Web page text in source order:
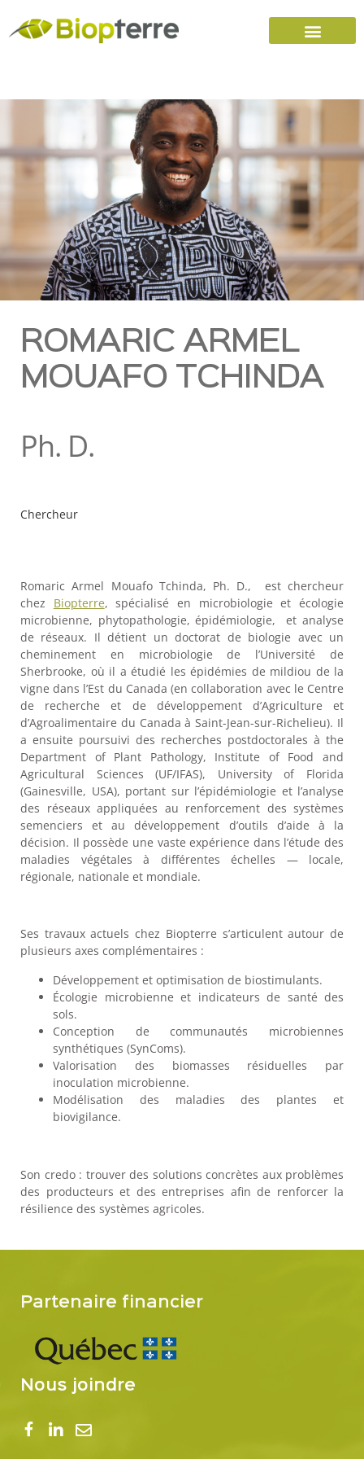
ROMARIC ARMEL
MOUAFO TCHINDA
Ph. D.
Chercheur
Romaric Armel Mouafo Tchinda, Ph. D., est chercheur
chez Biopterre, spécialisé en microbiologie et écologie
microbienne, phytopathologie, épidémiologie, et analyse
de réseaux. Il détient un doctorat de biologie avec un
cheminement en microbiologie de l’Université de
Sherbrooke, où il a étudié les épidémies de mildiou de la
vigne dans l’Est du Canada (en collaboration avec le Centre
de recherche et de développement d’Agriculture et
d’Agroalimentaire du Canada à Saint-Jean-sur-Richelieu). Il
a ensuite poursuivi des recherches postdoctorales à the
Department of Plant Pathology, Institute of Food and
Agricultural Sciences (UF/IFAS), University of Florida
(Gainesville, USA), portant sur l’épidémiologie et l’analyse
des réseaux appliquées au renforcement des systèmes
semenciers et au développement d’outils d’aide à la
décision. Il possède une vaste expérience dans l’étude des
maladies végétales à différentes échelles — locale,
régionale, nationale et mondiale.
Ses travaux actuels chez Biopterre s’articulent autour de
plusieurs axes complémentaires :
Développement et optimisation de biostimulants.
Écologie microbienne et indicateurs de santé des
sols.
Conception de communautés microbiennes
synthétiques (SynComs).
Valorisation des biomasses résiduelles par
inoculation microbienne.
Modélisation des maladies des plantes et
biovigilance.
Son credo : trouver des solutions concrètes aux problèmes
des producteurs et des entreprises afin de renforcer la
résilience des systèmes agricoles.
Partenaire financier
Nous joindre